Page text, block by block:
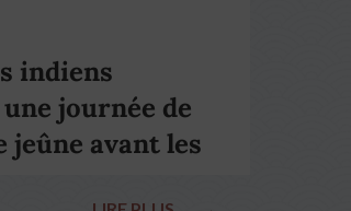
indiens
journée de
jeûne avant les